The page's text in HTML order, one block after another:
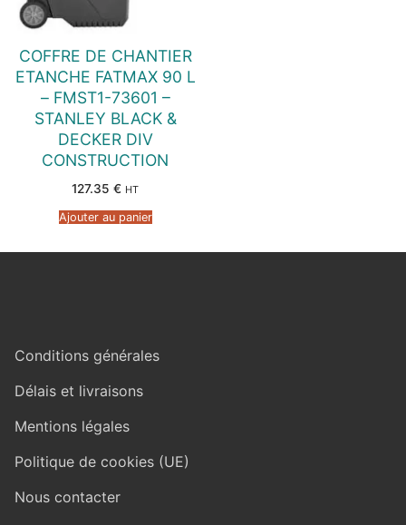
COFFRE DE CHANTIER
ETANCHE FATMAX 90 L
– FMST1-73601 –
STANLEY BLACK &
DECKER DIV
CONSTRUCTION
127.35 € HT
Ajouter au panier
Conditions générales
Délais et livraisons
Mentions légales
Politique de cookies (UE)
Nous contacter